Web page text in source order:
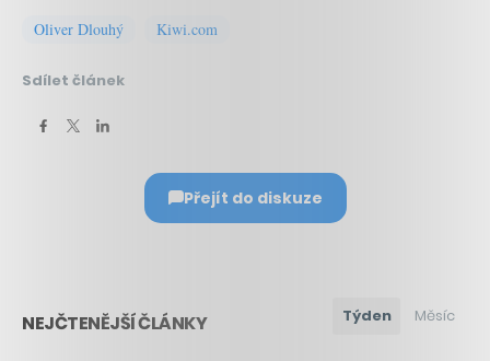
Oliver Dlouhý Kiwi.com
Sdílet článek
Přejít do diskuze
NEJČTENĚJŠÍ ČLÁNKY Týden Měsíc